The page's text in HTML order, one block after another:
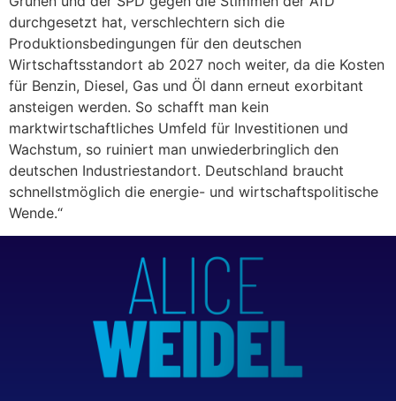
durchgesetzt hat, verschlechtern sich die
Produktionsbedingungen für den deutschen
Wirtschaftsstandort ab 2027 noch weiter, da die Kosten
für Benzin, Diesel, Gas und Öl dann erneut exorbitant
ansteigen werden. So schafft man kein
marktwirtschaftliches Umfeld für Investitionen und
Wachstum, so ruiniert man unwiederbringlich den
deutschen Industriestandort. Deutschland braucht
schnellstmöglich die energie- und wirtschaftspolitische
Wende.“